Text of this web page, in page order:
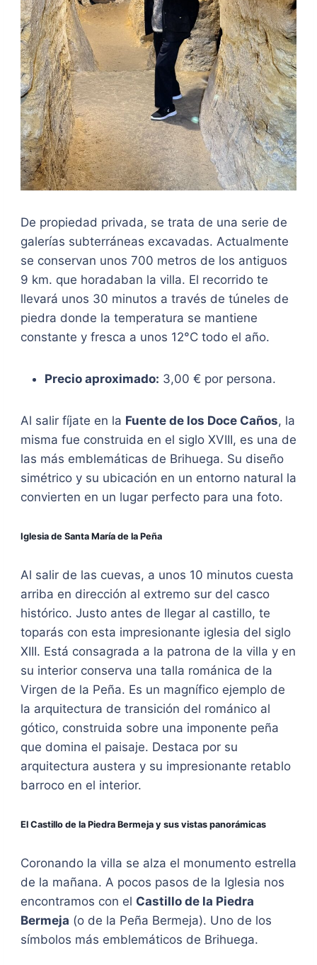
De propiedad privada, se trata de una serie de
galerías subterráneas excavadas. Actualmente
se conservan unos 700 metros de los antiguos
9 km. que horadaban la villa. El recorrido te
llevará unos 30 minutos a través de túneles de
piedra donde la temperatura se mantiene
constante y fresca a unos 12°C todo el año.
Precio aproximado: 3,00 € por persona.
Al salir fíjate en la Fuente de los Doce Caños, la
misma fue construida en el siglo XVIII, es una de
las más emblemáticas de Brihuega. Su diseño
simétrico y su ubicación en un entorno natural la
convierten en un lugar perfecto para una foto.
Iglesia de Santa María de la Peña
Al salir de las cuevas, a unos 10 minutos cuesta
arriba en dirección al extremo sur del casco
histórico. Justo antes de llegar al castillo, te
toparás con esta impresionante iglesia del siglo
XIII. Está consagrada a la patrona de la villa y en
su interior conserva una talla románica de la
Virgen de la Peña. Es un magnífico ejemplo de
la arquitectura de transición del románico al
gótico, construida sobre una imponente peña
que domina el paisaje. Destaca por su
arquitectura austera y su impresionante retablo
barroco en el interior.
El Castillo de la Piedra Bermeja y sus vistas panorámicas
Coronando la villa se alza el monumento estrella
de la mañana. A pocos pasos de la Iglesia nos
encontramos con el Castillo de la Piedra
Bermeja (o de la Peña Bermeja). Uno de los
símbolos más emblemáticos de Brihuega.